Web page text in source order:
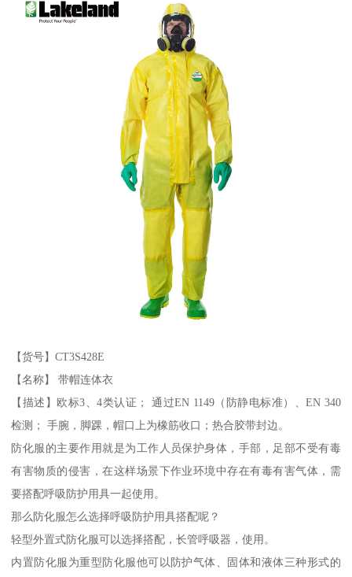
【货号】CT3S428E
【名称】 带帽连体衣
【描述】欧标3、4类认证； 通过EN 1149（防静电标准）、EN 340
检测； 手腕，脚踝，帽口上为橡筋收口；热合胶带封边。
防化服的主要作用就是为工作人员保护身体，手部，足部不受有毒
有害物质的侵害，在这样场景下作业环境中存在有毒有害气体，需
要搭配呼吸防护用具一起使用。
那么防化服怎么选择呼吸防护用具搭配呢？
轻型外置式防化服可以选择搭配，长管呼吸器，使用。
内置防化服为重型防化服他可以防护气体、固体和液体三种形式的